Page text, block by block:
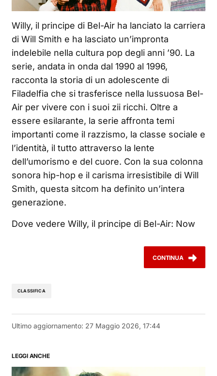
Willy, il principe di Bel-Air ha lanciato la carriera
di Will Smith e ha lasciato un’impronta
indelebile nella cultura pop degli anni ’90. La
serie, andata in onda dal 1990 al 1996,
racconta la storia di un adolescente di
Filadelfia che si trasferisce nella lussuosa Bel-
Air per vivere con i suoi zii ricchi. Oltre a
essere esilarante, la serie affronta temi
importanti come il razzismo, la classe sociale e
l’identità, il tutto attraverso la lente
dell’umorismo e del cuore. Con la sua colonna
sonora hip-hop e il carisma irresistibile di Will
Smith, questa sitcom ha definito un’intera
generazione.
Dove vedere Willy, il principe di Bel-Air: Now
CONTINUA
CLASSIFICA
Ultimo aggiornamento: 27 Maggio 2026, 17:44
LEGGI ANCHE